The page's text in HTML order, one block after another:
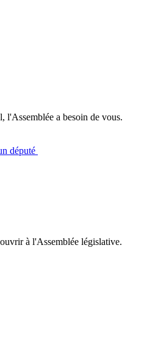
l'Assemblée a besoin de vous.
député
à l'Assemblée législative.